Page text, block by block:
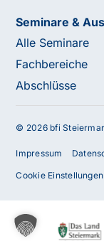
Haben Sie
Unser Team ist
Kontakt mit uns
Seminare &
Alle Seminare
Fachbereiche
Abschlüsse
© 2026 bfi
Impressum
Cookie Einstellungen